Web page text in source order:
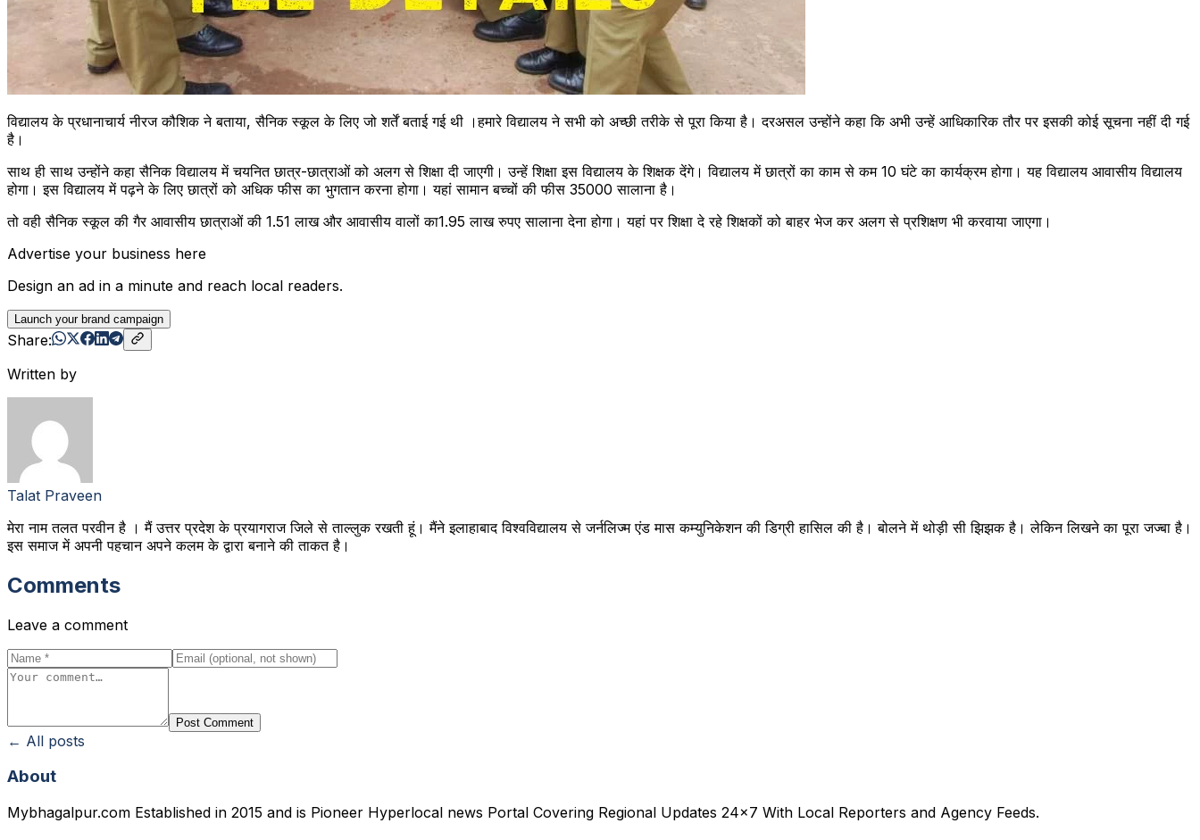
विद्यालय के प्रधानाचार्य नीरज कौशिक ने बताया, सैनिक स्कूल के लिए जो शर्तें बताई गई थी ।हमारे विद्यालय ने सभी को अच्छी तरीके से पूरा किया है। दरअसल उन्होंने कहा कि अभी उन्हें आधिकारिक तौर पर इसकी कोई सूचना नहीं दी गई
है।
साथ ही साथ उन्होंने कहा सैनिक विद्यालय में चयनित छात्र-छात्राओं को अलग से शिक्षा दी जाएगी। उन्हें शिक्षा इस विद्यालय के शिक्षक देंगे। विद्यालय में छात्रों का काम से कम 10 घंटे का कार्यक्रम होगा। यह विद्यालय आवासीय विद्यालय
होगा। इस विद्यालय में पढ़ने के लिए छात्रों को अधिक फीस का भुगतान करना होगा। यहां सामान बच्चों की फीस 35000 सालाना है।
तो वही सैनिक स्कूल की गैर आवासीय छात्राओं की 1.51 लाख और आवासीय वालों का1.95 लाख रुपए सालाना देना होगा। यहां पर शिक्षा दे रहे शिक्षकों को बाहर भेज कर अलग से प्रशिक्षण भी करवाया जाएगा।
Advertise your business here
Design an ad in a minute and reach local readers.
Launch your brand campaign
Share:
Written by
Talat Praveen
मेरा नाम तलत परवीन है । मैं उत्तर प्रदेश के प्रयागराज जिले से ताल्लुक रखती हूं। मैंने इलाहाबाद विश्वविद्यालय से जर्नलिज्म एंड मास कम्युनिकेशन की डिग्री हासिल की है। बोलने में थोड़ी सी झिझक है। लेकिन लिखने का पूरा जज्बा है।
इस समाज में अपनी पहचान अपने कलम के द्वारा बनाने की ताकत है।
Comments
Leave a comment
Post Comment
← All posts
About
Mybhagalpur.com Established in 2015 and is Pioneer Hyperlocal news Portal Covering Regional Updates 24x7 With Local Reporters and Agency Feeds.